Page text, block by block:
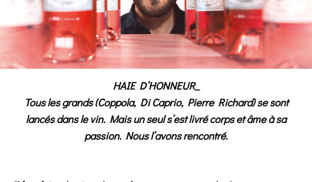
HAIE D’HONNEUR_
Tous les grands (Coppola, Di Caprio, Pierre Richard) se sont
lancés dans le vin. Mais un seul s’est livré corps et âme à sa
passion. Nous l’avons rencontré.